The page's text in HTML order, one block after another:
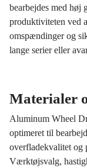
bearbejdes med høj
produktiviteten ved
omspændinger og
lange serier eller
Materialer
Aluminum Wheel
optimeret til
overfladekvalitet og
Værktøjsvalg,